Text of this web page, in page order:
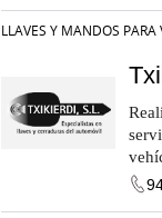
LLAVES Y MANDOS PARA